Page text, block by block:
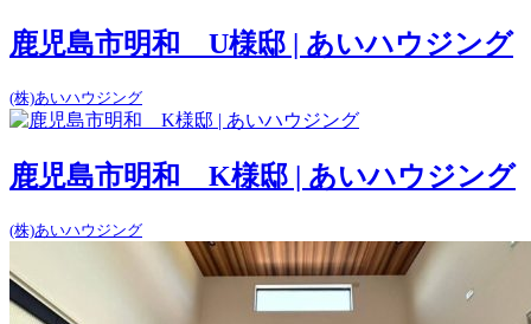
鹿児島市明和 U様邸 | あいハウジング
(株)あいハウジング
鹿児島市明和 K様邸 | あいハウジング
(株)あいハウジング